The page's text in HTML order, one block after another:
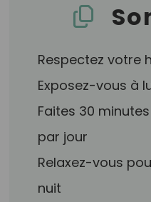
Respectez votre
Exposez-vous à
Faites 30
par jour
Relaxez-vous
nuit